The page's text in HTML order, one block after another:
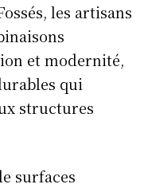
les artisans
et modernité,
qui
structures
surfaces